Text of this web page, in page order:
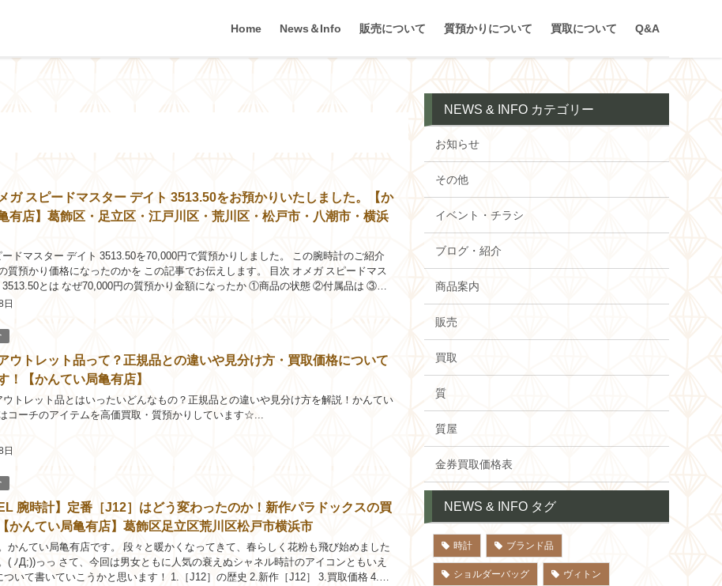
Home News＆Info 販売について 質預かりについて 買取について Q&A
ガ スピードマスター デイト 3513.50をお預かりいたしました。【か
有店】葛飾区・足立区・江戸川区・荒川区・松戸市・八潮市・横浜
日
ードマスター デイト 3513.50を70,000円で質預かりしました。 この腕時計のご紹介
質預かり価格になったのかを この記事でお伝えします。 目次 オメガ スピードマス
3513.50とは なぜ70,000円の質預かり金額になったか ①商品の状態 ②付属品は ③中
価...
ウトレット品って？正規品との違いや見分け方・買取価格について
！【かんてい局亀有店】
日
ウトレット品とはいったいどんなもの？正規品との違いや見分け方を解説！かんてい
コーチのアイテムを高価買取・質預かりしています☆...
腕時計】定番［J12］はどう変わったのか！新作パラドックスの買
かんてい局亀有店】葛飾区足立区荒川区松戸市横浜市
かんてい局亀有店です。 段々と暖かくなってきて、春らしく花粉も飛び始めました
( ﾉД;))っっ さて、今回は男女ともに人気の衰えぬシャネル時計のアイコンともいえ
ついて書いていこうかと思います！ 1.［J12］の歴史 2.新作［J12］ 3.買取価格 4.ま
NEWS & INFO カテゴリー
お知らせ
その他
イベント・チラシ
ブログ・紹介
商品案内
販売
買取
質
質屋
金券買取価格表
NEWS & INFO タグ
時計 ブランド品
ショルダーバッグ ヴィトン